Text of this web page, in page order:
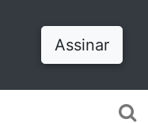
Assinar